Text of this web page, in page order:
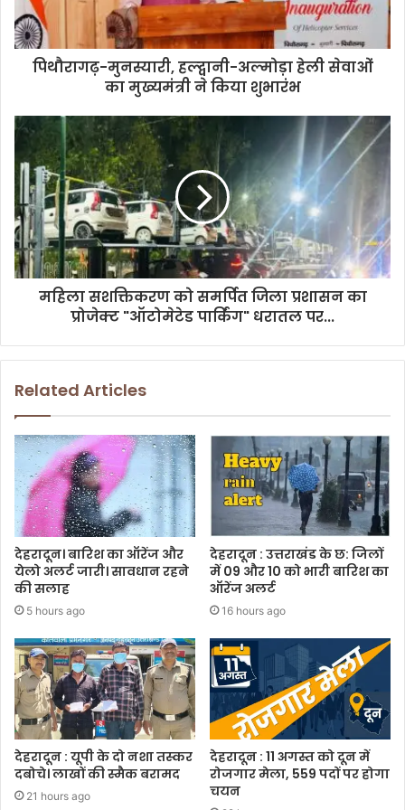
a
d
s
पिथौरागढ़-मुनस्यारी, हल्द्वानी-अल्मोड़ा हेली सेवाओं
का मुख्यमंत्री ने किया शुभारंभ
महिला सशक्तिकरण को समर्पित जिला प्रशासन का
प्रोजेक्ट "ऑटोमेटेड पार्किंग" धरातल पर...
Related Articles
देहरादून। बारिश का ऑरेंज और
येलो अलर्ट जारी। सावधान रहने
की सलाह
5 hours ago
देहरादून : उत्तराखंड के छ: जिलों
में 09 और 10 को भारी बारिश का
ऑरेंज अलर्ट
16 hours ago
देहरादून : यूपी के दो नशा तस्कर
दबोचे। लाखों की स्मैक बरामद
21 hours ago
देहरादून : 11 अगस्त को दून में
रोजगार मेला, 559 पदों पर होगा
चयन